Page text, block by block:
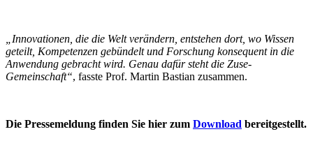
„Innovationen, die die Welt verändern, entstehen dort, wo Wissen
geteilt, Kompetenzen gebündelt und Forschung konsequent in die
Anwendung gebracht wird. Genau dafür steht die Zuse-
Gemeinschaft“, fasste Prof. Martin Bastian zusammen.
Die Pressemeldung finden Sie hier zum Download bereitgestellt.